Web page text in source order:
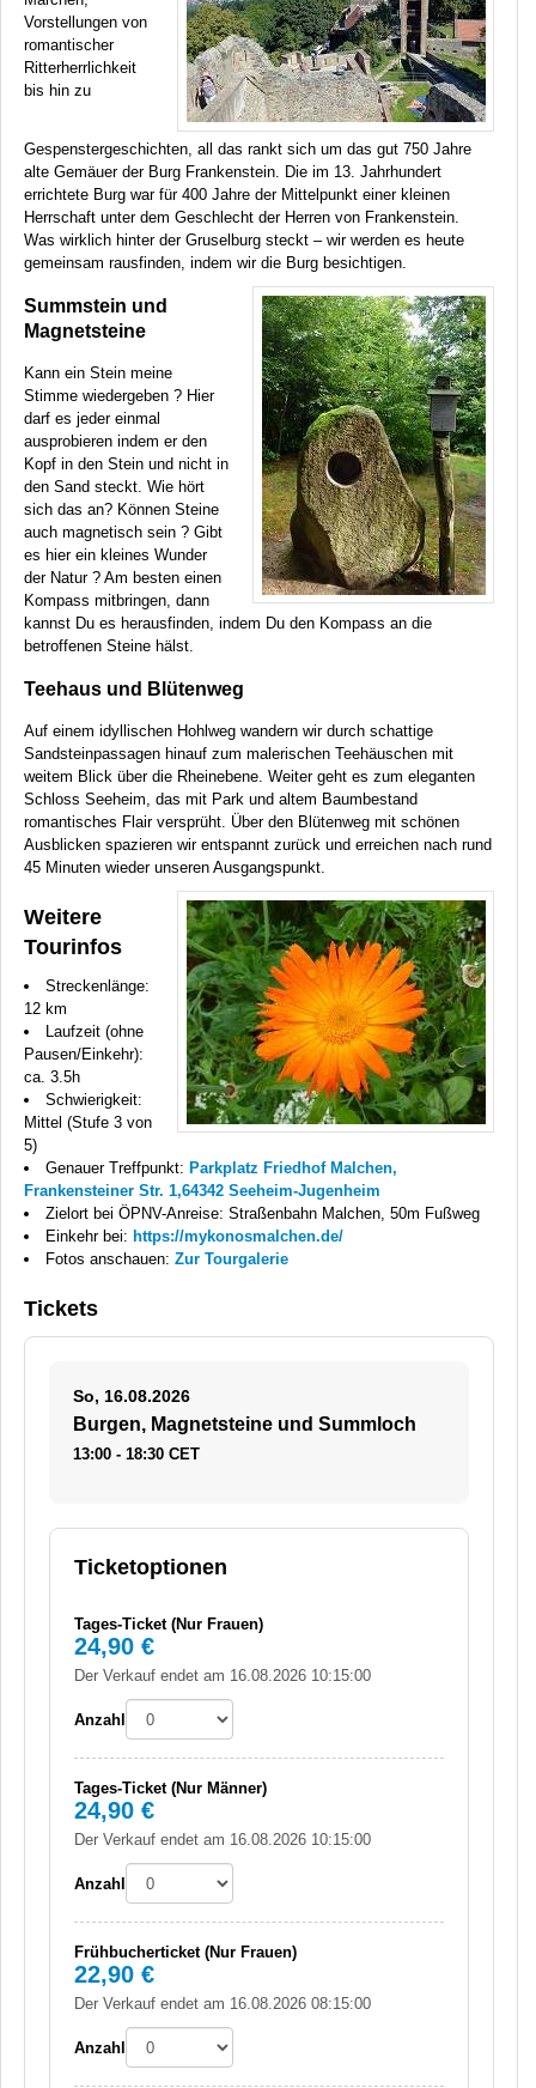
Vorstellungen von
romantischer
Ritterherrlichkeit
bis hin zu
Gespenstergeschichten, all das rankt sich um das gut 750 Jahre
alte Gemäuer der Burg Frankenstein. Die im 13. Jahrhundert
errichtete Burg war für 400 Jahre der Mittelpunkt einer kleinen
Herrschaft unter dem Geschlecht der Herren von Frankenstein.
Was wirklich hinter der Gruselburg steckt – wir werden es heute
gemeinsam rausfinden, indem wir die Burg besichtigen.
Summstein und
Magnetsteine
Kann ein Stein meine
Stimme wiedergeben ? Hier
darf es jeder einmal
ausprobieren indem er den
Kopf in den Stein und nicht in
den Sand steckt. Wie hört
sich das an? Können Steine
auch magnetisch sein ? Gibt
es hier ein kleines Wunder
der Natur ? Am besten einen
Kompass mitbringen, dann
kannst Du es herausfinden, indem Du den Kompass an die
betroffenen Steine hälst.
Teehaus und Blütenweg
Auf einem idyllischen Hohlweg wandern wir durch schattige
Sandsteinpassagen hinauf zum malerischen Teehäuschen mit
weitem Blick über die Rheinebene. Weiter geht es zum eleganten
Schloss Seeheim, das mit Park und altem Baumbestand
romantisches Flair versprüht. Über den Blütenweg mit schönen
Ausblicken spazieren wir entspannt zurück und erreichen nach rund
45 Minuten wieder unseren Ausgangspunkt.
Weitere
Tourinfos
Streckenlänge:
12 km
Laufzeit (ohne
Pausen/Einkehr):
ca. 3.5h
Schwierigkeit:
Mittel (Stufe 3 von
5)
Genauer Treffpunkt: Parkplatz Friedhof Malchen,
Frankensteiner Str. 1,64342 Seeheim-Jugenheim
Zielort bei ÖPNV-Anreise: Straßenbahn Malchen, 50m Fußweg
Einkehr bei: https://mykonosmalchen.de/
Fotos anschauen: Zur Tourgalerie
Tickets
So, 16.08.2026
Burgen, Magnetsteine und Summloch
13:00 - 18:30 CET
Ticketoptionen
Tages-Ticket (Nur Frauen)
24,90 €
Der Verkauf endet am 16.08.2026 10:15:00
Anzahl
Tages-Ticket (Nur Männer)
24,90 €
Der Verkauf endet am 16.08.2026 10:15:00
Anzahl
Frühbucherticket (Nur Frauen)
22,90 €
Der Verkauf endet am 16.08.2026 08:15:00
Anzahl